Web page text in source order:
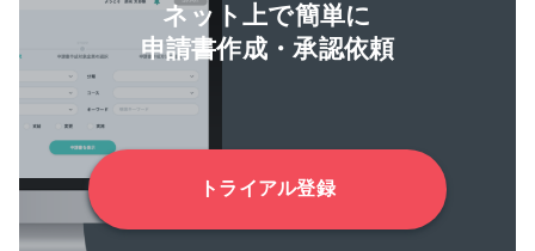
ネット上で簡単に
申請書作成・承認依頼
トライアル登録